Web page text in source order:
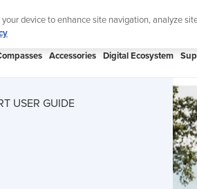
sports watch
Accessories Digital Ecosystem
USER GUIDE
device to enhance site navigation, analyze